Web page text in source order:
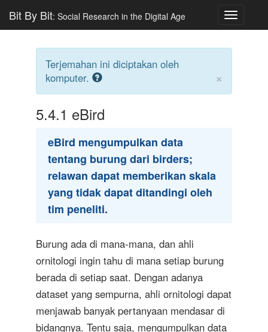
Toggle
Bit By Bit: Social Research in the Digital Age
Terjemahan ini diciptakan oleh
komputer.
×
5.4.1 eBird
eBird mengumpulkan data
tentang burung dari birders;
relawan dapat memberikan skala
yang tidak dapat ditandingi oleh
tim peneliti.
Burung ada di mana-mana, dan ahli
ornitologi ingin tahu di mana setiap burung
berada di setiap saat. Dengan adanya
dataset yang sempurna, ahli ornitologi dapat
menjawab banyak pertanyaan mendasar di
bidangnya. Tentu saja, mengumpulkan data